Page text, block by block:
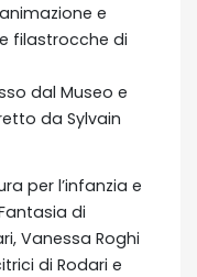
e
filastrocche di
dal Museo e
da Sylvain
per l’infanzia e
di
Vanessa Roghi
di Rodari e